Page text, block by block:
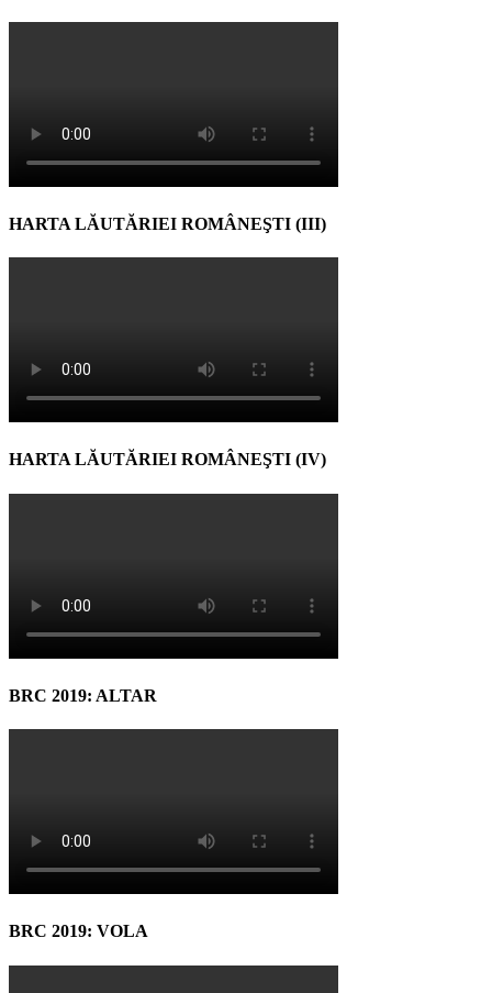
HARTA LĂUTĂRIEI ROMÂNEŞTI (III)
HARTA LĂUTĂRIEI ROMÂNEŞTI (IV)
BRC 2019: ALTAR
BRC 2019: VOLA